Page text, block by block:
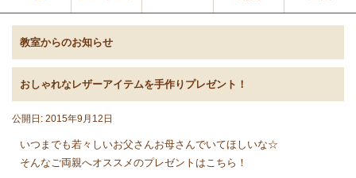
教室からのお知らせ
おしゃれなレザーアイテムを手作りプレゼント！
公開日: 2015年9月12日
いつまでも若々しいお父さんお母さんでいてほしいな☆
そんなご両親へオススメのプレゼントはこちら！